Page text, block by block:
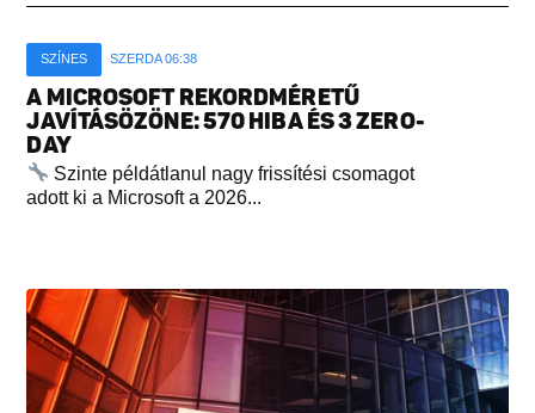
SZÍNES SZERDA 06:38
A MICROSOFT REKORDMÉRETŰ
JAVÍTÁSÖZÖNE: 570 HIBA ÉS 3 ZERO-
DAY
Szinte példátlanul nagy frissítési csomagot
adott ki a Microsoft a 2026...